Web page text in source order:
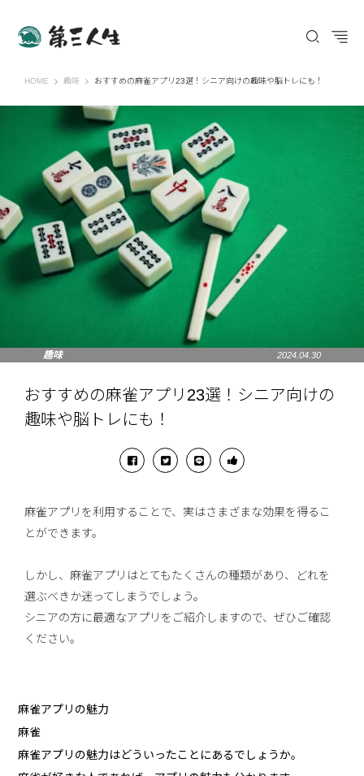
HOME 第三人生 〜寄り道の歩き方〜
趣味 おすすめの麻雀アプリ23選！シニア向けの趣味や脳トレにも！
趣味 2024.04.30
おすすめの麻雀アプリ23選！シニア向けの
趣味や脳トレにも！
麻雀アプリを利用することで、実はさまざまな効果を得るこ
とができます。
しかし、麻雀アプリはとてもたくさんの種類があり、どれを
選ぶべきか迷ってしまうでしょう。
シニアの方に最適なアプリをご紹介しますので、ぜひご確認
ください。
麻雀アプリの魅力
麻雀
麻雀アプリの魅力はどういったことにあるでしょうか。